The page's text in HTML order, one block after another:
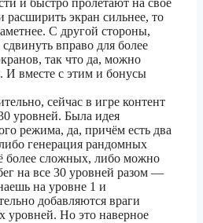
и быстро пролетают на своё
расширить экран сильнее, то
С другой стороны,
вправо для более
так что да, можно
И вместе с этим и бонусы
сейчас в игре контент
уровней. Была идея
режима, да, причём есть два
генерация рандомных
более сложных, либо можно
на все 30 уровней разом —
на уровне 1 и
добавляются враги
уровней. Но это наверное